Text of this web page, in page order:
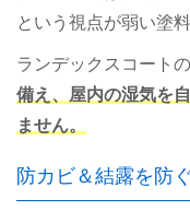
という視点が弱い塗
ランデックスコート
備え、屋内の湿気を
ません。
防カビ＆結露を防ぐ